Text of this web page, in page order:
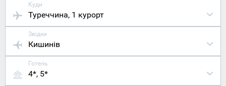
Куди
Туреччина, 1 курорт
Звідки
Кишинів
Готель
4*, 5*